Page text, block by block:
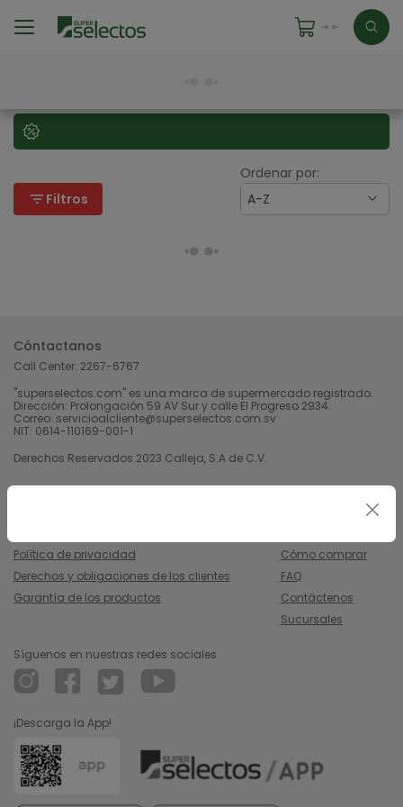
filter_list Filtros
Ordenar por:
A-Z
Cóntactanos
Call Center: 2267-6767
"superselectos.com" es una marca de supermercado registrado.
Dirección: Prolongación 59 AV Sur y calle El Progreso 2934.
Correo: servicioalcliente@superselectos.com.sv
NIT: 0614-110169-001-1
Derechos Reservados 2023 Calleja, S.A de C.V.
Política de privacidad
Derechos y obligaciones de los clientes
Garantía de los productos
Cómo comprar
FAQ
Contáctenos
Sucursales
Síguenos en nuestras redes sociales
¡Descarga la App!